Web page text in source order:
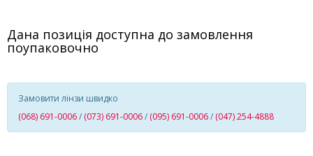
Дана позиція доступна до замовлення
поупаковочно
Замовити лінзи швидко
(068) 691-0006/ (073) 691-0006/ (095) 691-0006/ (047) 254-4888